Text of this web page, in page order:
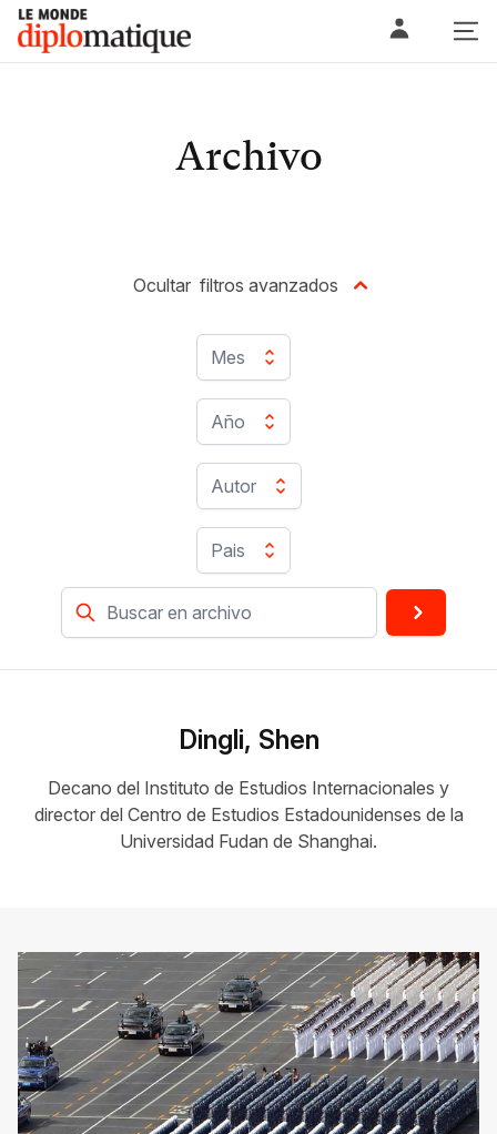
Skip
content
Le monde diplomatique
Archivo
Mes
Año
Autor
Pais
Ocultar filtros avanzados
Dingli, Shen
Decano del Instituto de Estudios Internacionales y
director del Centro de Estudios Estadounidenses de la
Universidad Fudan de Shanghai.